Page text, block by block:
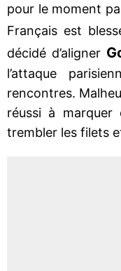
pour le moment
Français est
décidé d’aligner
l’attaque
rencontres.
réussi à
trembler les filets